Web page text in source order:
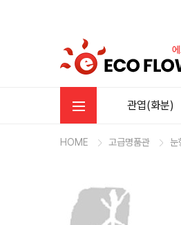
관엽(화분)
HOME 고급명품관 눈